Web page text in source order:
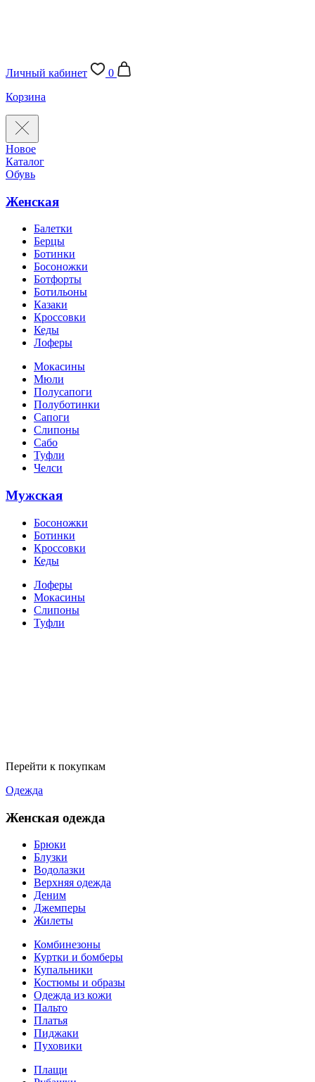
Личный кабинет
0
Корзина
Новое
Каталог
Обувь
Женская
Балетки
Берцы
Ботинки
Босоножки
Ботфорты
Ботильоны
Казаки
Кроссовки
Кеды
Лоферы
Мокасины
Мюли
Полусапоги
Полуботинки
Сапоги
Слипоны
Сабо
Туфли
Челси
Мужская
Босоножки
Ботинки
Кроссовки
Кеды
Лоферы
Мокасины
Слипоны
Туфли
Перейти к покупкам
Одежда
Женская одежда
Брюки
Блузки
Водолазки
Верхняя одежда
Деним
Джемперы
Жилеты
Комбинезоны
Куртки и бомберы
Купальники
Костюмы и образы
Одежда из кожи
Пальто
Платья
Пиджаки
Пуховики
Плащи